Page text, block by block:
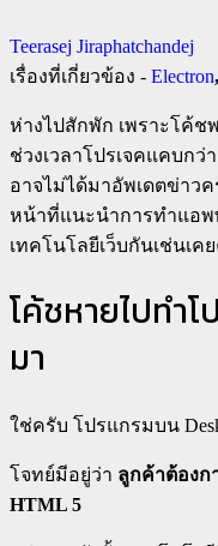
Teerasej Jiraphatchandej
เรื่องที่เกี่ยวข้อง - Electron,
ห่างไปสักพัก เพราะโค้ช
ช่วงเวลาโปรเจคแคบกว่
อาจไม่ได้มาอัพเดตข่าว
หน้าที่แนะนำการทำแอพ
เทคโนโลยีเว็บกันเช่นเค
โค้ชหายไปทำ
มา
ใช่ครับ โปรแกรมบน
โจทย์มีอยู่ว่า ลูกค้าต้องก
HTML 5